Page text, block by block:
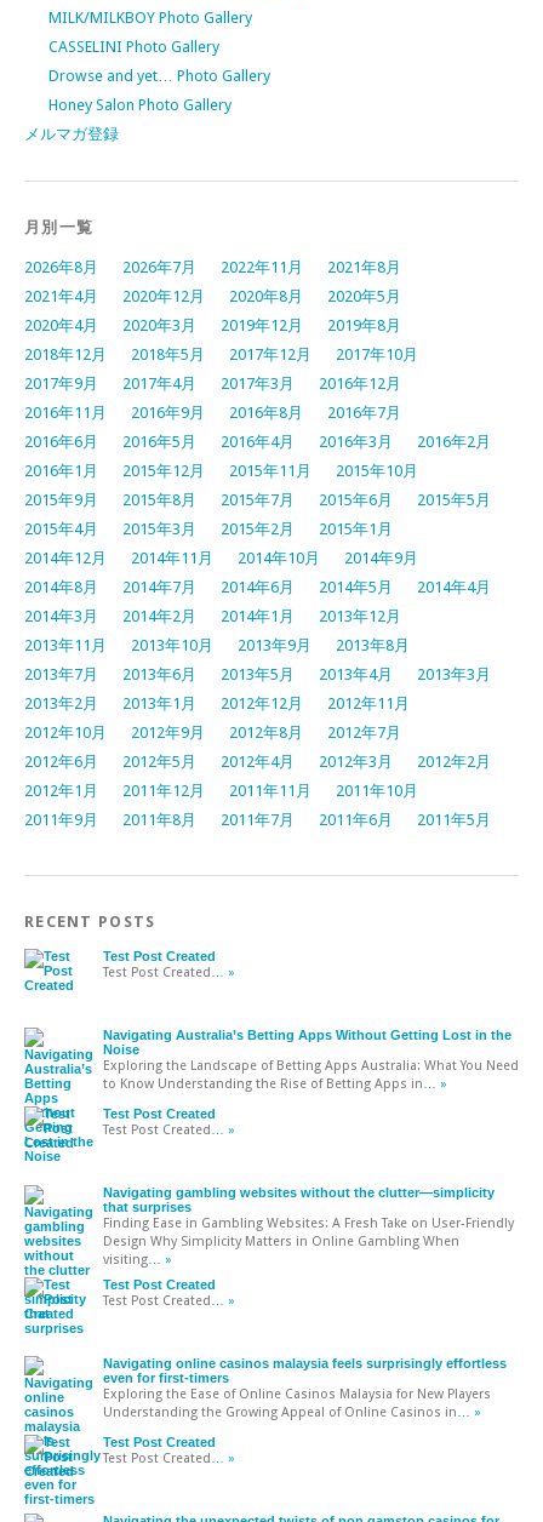
MILK/MILKBOY Photo Gallery
CASSELINI Photo Gallery
Drowse and yet… Photo Gallery
Honey Salon Photo Gallery
メルマガ登録
月別一覧
2026年8月 2026年7月 2022年11月
2021年8月
2021年4月
2020年12月 2020年8月
2020年5月
2020年4月
2020年3月 2019年12月
2019年8月
2018年12月
2018年5月 2017年12月
2017年10月
2017年9月
2017年4月 2017年3月
2016年12月
2016年11月
2016年9月 2016年8月
2016年7月
2016年6月
2016年5月 2016年4月 2016年3月
2016年2月
2016年1月
2015年12月 2015年11月
2015年10月
2015年9月
2015年8月 2015年7月 2015年6月
2015年5月
2015年4月
2015年3月 2015年2月
2015年1月
2014年12月
2014年11月 2014年10月
2014年9月
2014年8月
2014年7月 2014年6月 2014年5月
2014年4月
2014年3月
2014年2月 2014年1月
2013年12月
2013年11月
2013年10月 2013年9月
2013年8月
2013年7月
2013年6月 2013年5月 2013年4月
2013年3月
2013年2月
2013年1月 2012年12月
2012年11月
2012年10月
2012年9月 2012年8月
2012年7月
2012年6月
2012年5月 2012年4月 2012年3月
2012年2月
2012年1月
2011年12月 2011年11月
2011年10月
2011年9月
2011年8月 2011年7月 2011年6月 2011年5月
RECENT POSTS
Test Post Created
Test Post Created … »
Navigating Australia’s Betting Apps Without Getting Lost in the
Noise
Exploring the Landscape of Betting Apps Australia: What You Need
to Know Understanding the Rise of Betting Apps in… »
Test Post Created
Test Post Created … »
Navigating gambling websites without the clutter—simplicity
that surprises
Finding Ease in Gambling Websites: A Fresh Take on User-Friendly
Design Why Simplicity Matters in Online Gambling When
visiting… »
Test Post Created
Test Post Created … »
Navigating online casinos malaysia feels surprisingly effortless
even for first-timers
Exploring the Ease of Online Casinos Malaysia for New Players
Understanding the Growing Appeal of Online Casinos in… »
Test Post Created
Test Post Created … »